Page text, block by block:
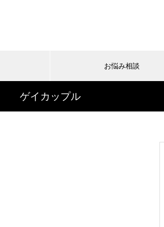
お悩み相談
ゲイカップル